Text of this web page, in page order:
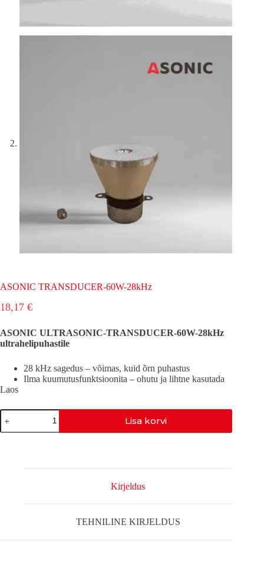
ASONIC TRANSDUCER-60W-28kHz
18,17 €
ASONIC ULTRASONIC-TRANSDUCER-60W-28kHz
ultrahelipuhastile
28 kHz sagedus – võimas, kuid õrn puhastus
Ilma kuumutusfunktsioonita – ohutu ja lihtne kasutada
Laos
ASONIC
TRANSDUCER-
60W-
Lisa korvi
Kirjeldus
TEHNILINE KIRJELDUS